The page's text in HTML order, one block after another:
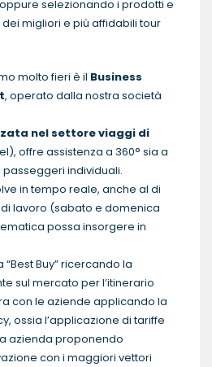
selezionando i prodotti e
dei migliori e più affidabili tour
molto fieri è il Business
, operato dalla nostra società
nel settore viaggi di
offre assistenza a 360° sia a
individuali.
in tempo reale, anche al di
lavoro (sabato e domenica
possa insorgere in
Buy” ricercando la
sul mercato per l’itinerario
con le aziende applicando la
ossia l’applicazione di tariffe
azienda proponendo
con i maggiori vettori